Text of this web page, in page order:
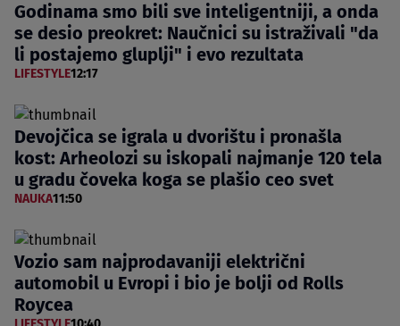
Godinama smo bili sve inteligentniji, a onda
se desio preokret: Naučnici su istraživali "da
li postajemo gluplji" i evo rezultata
LIFESTYLE12:17
Devojčica se igrala u dvorištu i pronašla
kost: Arheolozi su iskopali najmanje 120 tela
u gradu čoveka koga se plašio ceo svet
NAUKA11:50
Vozio sam najprodavaniji električni
automobil u Evropi i bio je bolji od Rolls
Roycea